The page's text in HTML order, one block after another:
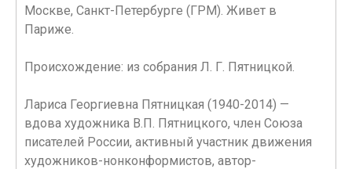
Москве, Санкт-Петербурге (ГРМ). Живет в
Париже.
Происхождение: из собрания Л. Г. Пятницкой.
Лариса Георгиевна Пятницкая (1940-2014) —
вдова художника В.П. Пятницкого, член Союза
писателей России, активный участник движения
художников-нонконформистов, автор-